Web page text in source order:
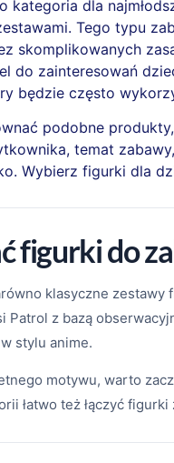
kategoria dla
Tego typu
skomplikowanych
do zainteresowań
będzie często
podobne
temat
Wybierz figurki dla
figurki do
klasyczne zestawy
Patrol z bazą
stylu anime.
motywu, warto
łatwo też łączyć